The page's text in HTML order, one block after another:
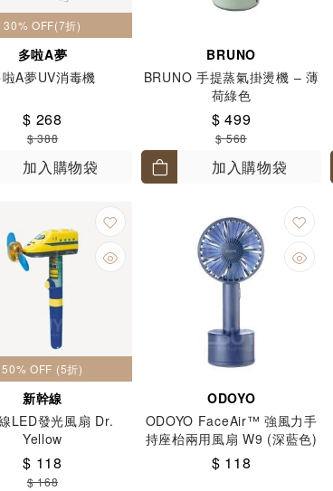
30% OFF(7折)
多啦A夢
啦A夢UV消毒機
$ 268
$ 388
加入購物袋
BRUNO
BRUNO 手提蒸氣掛燙機 – 薄
荷綠色
$ 499
$ 568
加入購物袋
50% OFF (5折)
新幹線
LED發光風扇 Dr.
Yellow
$ 118
$ 168
ODOYO
ODOYO FaceAir™ 強風力手
持座枱兩用風扇 W9 (深藍色)
$ 118